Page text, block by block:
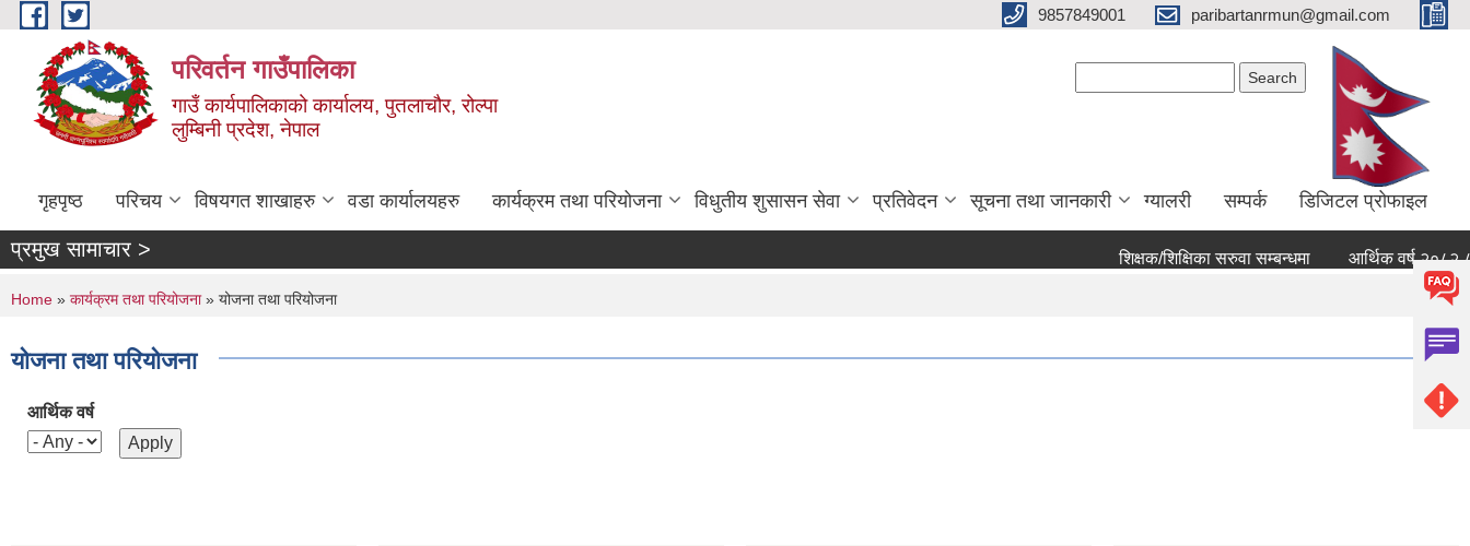
Skip to main content 9857849001 paribartanrmun@gmail.com
परिवर्तन गाउँपालिका
गाउँ कार्यपालिकाको कार्यालय, पुतलाचौर, रोल्पा
लुम्बिनी प्रदेश, नेपाल
गृहपृष्ठ परिचय विषयगत शाखाहरु वडा कार्यालयहरु कार्यक्रम तथा परियोजना विधुतीय शुसासन सेवा प्रतिवेदन सूचना तथा जानकारी ग्यालरी सम्पर्क डिजिटल प्रोफाइल
प्रमुख सामाचार > शिक्षक/शिक्षिका सरुवा सम्बन्धमा आर्थिक वर्ष २०८२ ८३ को
You are here
Home » कार्यक्रम तथा परियोजना» योजना तथा परियोजना
योजना तथा परियोजना
आर्थिक वर्ष